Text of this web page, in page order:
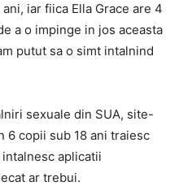
iar fiica Ella Grace are 4
a o impinge in jos aceasta
putut sa o simt intalnind
sexuale din SUA, site-
6 copii sub 18 ani traiesc
aplicatii
ar trebui.